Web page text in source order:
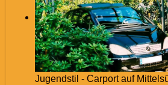
Jugendstil - Carport auf